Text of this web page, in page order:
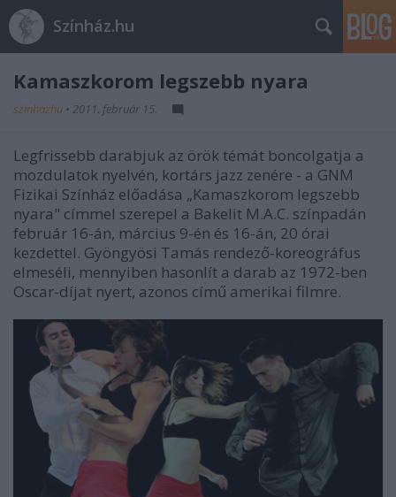
Színház.hu
Kamaszkorom legszebb nyara
szinhazhu • 2011. február 15.
Legfrissebb darabjuk az örök témát boncolgatja a
mozdulatok nyelvén, kortárs jazz zenére - a GNM
Fizikai Színház előadása „Kamaszkorom legszebb
nyara" címmel szerepel a Bakelit M.A.C. színpadán
február 16-án, március 9-én és 16-án, 20 órai
kezdettel. Gyöngyösi Tamás rendező-koreográfus
elmeséli, mennyiben hasonlít a darab az 1972-ben
Oscar-díjat nyert, azonos című amerikai filmre.